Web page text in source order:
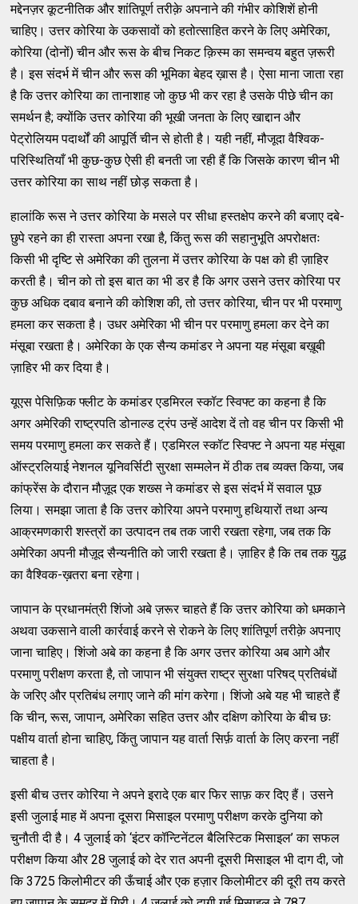
मद्देनज़र कूटनीतिक और शांतिपूर्ण तरीक़े अपनाने की गंभीर कोशिशें होनी
चाहिए। उत्तर कोरिया के उकसावों को हतोत्साहित करने के लिए अमेरिका,
कोरिया (दोनों) चीन और रूस के बीच निकट क़िस्म का समन्वय बहुत ज़रूरी
है। इस संदर्भ में चीन और रूस की भूमिका बेहद ख़ास है। ऐसा माना जाता रहा
है कि उत्तर कोरिया का तानाशाह जो कुछ भी कर रहा है उसके पीछे चीन का
समर्थन है; क्योंकि उत्तर कोरिया की भूखी जनता के लिए खाद्दान और
पेट्रोलियम पदार्थों की आपूर्ति चीन से होती है। यही नहीं, मौजूदा वैश्विक-
परिस्थितियाँ भी कुछ-कुछ ऐसी ही बनती जा रही हैं कि जिसके कारण चीन भी
उत्तर कोरिया का साथ नहीं छोड़ सकता है।
हालांकि रूस ने उत्तर कोरिया के मसले पर सीधा हस्तक्षेप करने की बजाए दबे-
छुपे रहने का ही रास्ता अपना रखा है, किंतु रूस की सहानुभूति अपरोक्षतः
किसी भी दृष्टि से अमेरिका की तुलना में उत्तर कोरिया के पक्ष को ही ज़ाहिर
करती है। चीन को तो इस बात का भी डर है कि अगर उसने उत्तर कोरिया पर
कुछ अधिक दबाव बनाने की कोशिश की, तो उत्तर कोरिया, चीन पर भी परमाणु
हमला कर सकता है। उधर अमेरिका भी चीन पर परमाणु हमला कर देने का
मंसूबा रखता है। अमेरिका के एक सैन्य कमांडर ने अपना यह मंसूबा बख़ूबी
ज़ाहिर भी कर दिया है।
यूएस पेसिफ़िक फ्लीट के कमांडर एडमिरल स्कॉट स्विफ्ट का कहना है कि
अगर अमेरिकी राष्ट्रपति डोनाल्ड ट्रंप उन्हें आदेश दें तो वह चीन पर किसी भी
समय परमाणु हमला कर सकते हैं। एडमिरल स्कॉट स्विफ्ट ने अपना यह मंसूबा
ऑस्ट्रलियाई नेशनल यूनिवर्सिटी सुरक्षा सम्मलेन में ठीक तब व्यक्त किया, जब
कांफ्रेंस के दौरान मौज़ूद एक शख्स ने कमांडर से इस संदर्भ में सवाल पूछ
लिया। समझा जाता है कि उत्तर कोरिया अपने परमाणु हथियारों तथा अन्य
आक्रमणकारी शस्त्रों का उत्पादन तब तक जारी रखता रहेगा, जब तक कि
अमेरिका अपनी मौज़ूद सैन्यनीति को जारी रखता है। ज़ाहिर है कि तब तक युद्ध
का वैश्विक-ख़तरा बना रहेगा।
जापान के प्रधानमंत्री शिंजो अबे ज़रूर चाहते हैं कि उत्तर कोरिया को धमकाने
अथवा उकसाने वाली कार्रवाई करने से रोकने के लिए शांतिपूर्ण तरीक़े अपनाए
जाना चाहिए। शिंजो अबे का कहना है कि अगर उत्तर कोरिया अब आगे और
परमाणु परीक्षण करता है, तो जापान भी संयुक्त राष्ट्र सुरक्षा परिषद् प्रतिबंधों
के जरिए और प्रतिबंध लगाए जाने की मांग करेगा। शिंजो अबे यह भी चाहते हैं
कि चीन, रूस, जापान, अमेरिका सहित उत्तर और दक्षिण कोरिया के बीच छः
पक्षीय वार्ता होना चाहिए, किंतु जापान यह वार्ता सिर्फ़ वार्ता के लिए करना नहीं
चाहता है।
इसी बीच उत्तर कोरिया ने अपने इरादे एक बार फिर साफ़ कर दिए हैं। उसने
इसी जुलाई माह में अपना दूसरा मिसाइल परमाणु परीक्षण करके दुनिया को
चुनौती दी है। 4 जुलाई को ‘इंटर कॉन्टिनेंटल बैलिस्टिक मिसाइल’ का सफल
परीक्षण किया और 28 जुलाई को देर रात अपनी दूसरी मिसाइल भी दाग दी, जो
कि 3725 किलोमीटर की ऊँचाई और एक हज़ार किलोमीटर की दूरी तय करते